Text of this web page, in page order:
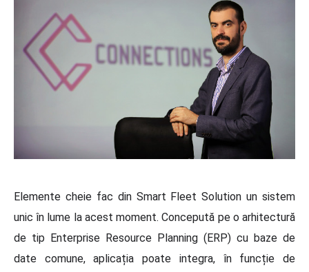
Elemente cheie fac din Smart Fleet Solution un sistem
unic în lume la acest moment. Concepută pe o arhitectură
de tip Enterprise Resource Planning (ERP) cu baze de
date comune, aplicația poate integra, în funcție de